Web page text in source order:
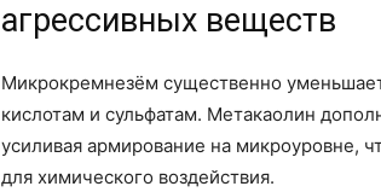
агрессивных веществ
Микрокремнезём существенно
кислотам и сульфатам. Метакаолин
усиливая армирование на микроуровне,
для химического воздействия.